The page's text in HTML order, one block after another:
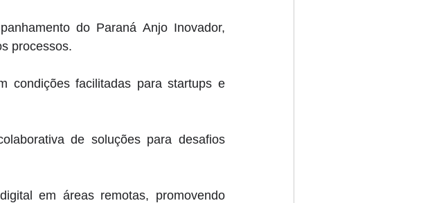
do Paraná Anjo Inovador,
processos.
condições facilitadas para startups e
de soluções para desafios
em áreas remotas, promovendo